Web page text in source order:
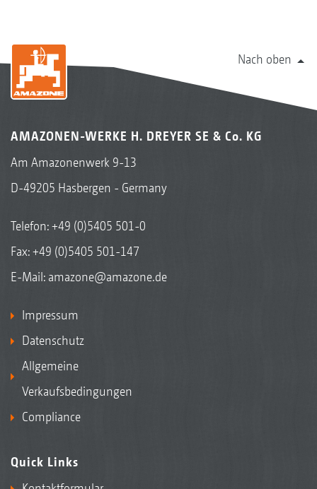
Nach oben
AMAZONEN-WERKE H. DREYER SE & Co. KG
Am Amazonenwerk 9-13
D-49205 Hasbergen - Germany
Telefon:+49 (0)5405 501-0
Fax: +49 (0)5405 501-147
E-Mail: amazone@amazone.de
Impressum
Datenschutz
Allgemeine
Verkaufsbedingungen
Compliance
Quick Links